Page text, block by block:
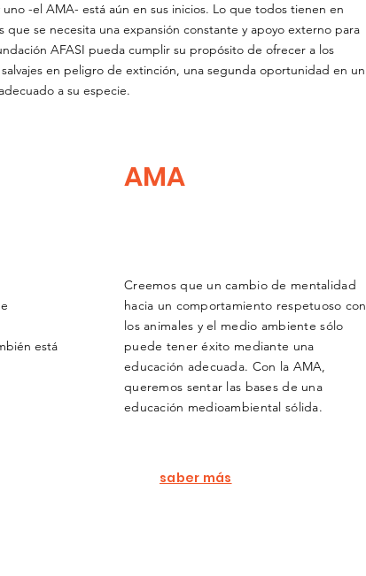
uno -el AMA- está aún en sus inicios. Lo que todos tienen en
que se necesita una expansión constante y apoyo externo para
AFASI pueda cumplir su propósito de ofrecer a los
salvajes en peligro de extinción, una segunda oportunidad en un
a su especie.
está
AMA
Creemos que un cambio de mentalidad
hacia un comportamiento respetuoso con
los animales y el medio ambiente sólo
puede tener éxito mediante una
educación adecuada. Con la AMA,
queremos sentar las bases de una
educación medioambiental sólida.
saber más